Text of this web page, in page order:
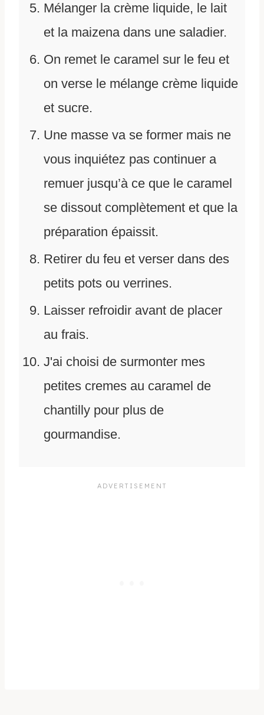
Mélanger la crème liquide, le lait
et la maizena dans une saladier.
On remet le caramel sur le feu et
on verse le mélange crème liquide
et sucre.
Une masse va se former mais ne
vous inquiétez pas continuer a
remuer jusqu’à ce que le caramel
se dissout complètement et que la
préparation épaissit.
Retirer du feu et verser dans des
petits pots ou verrines.
Laisser refroidir avant de placer
au frais.
J'ai choisi de surmonter mes
petites cremes au caramel de
chantilly pour plus de
gourmandise.